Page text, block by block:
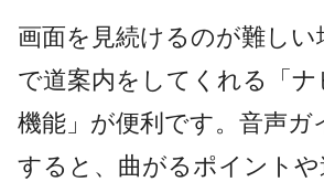
画面を見続けるのが難しい
で道案内をしてくれる「
機能」が便利です。音声ガ
すると、曲がるポイント